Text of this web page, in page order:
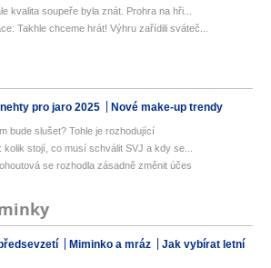
kvalita soupeře byla znát. Prohra na hři...
Takhle chceme hrát! Výhru zařídili sváteč...
pro jaro 2025 Nové make-up trendy
bude slušet? Tohle je rozhodující
stojí, co musí schválit SVJ a kdy se...
se rozhodla zásadně změnit účes
Miminko a mráz
Jak vybírat letní